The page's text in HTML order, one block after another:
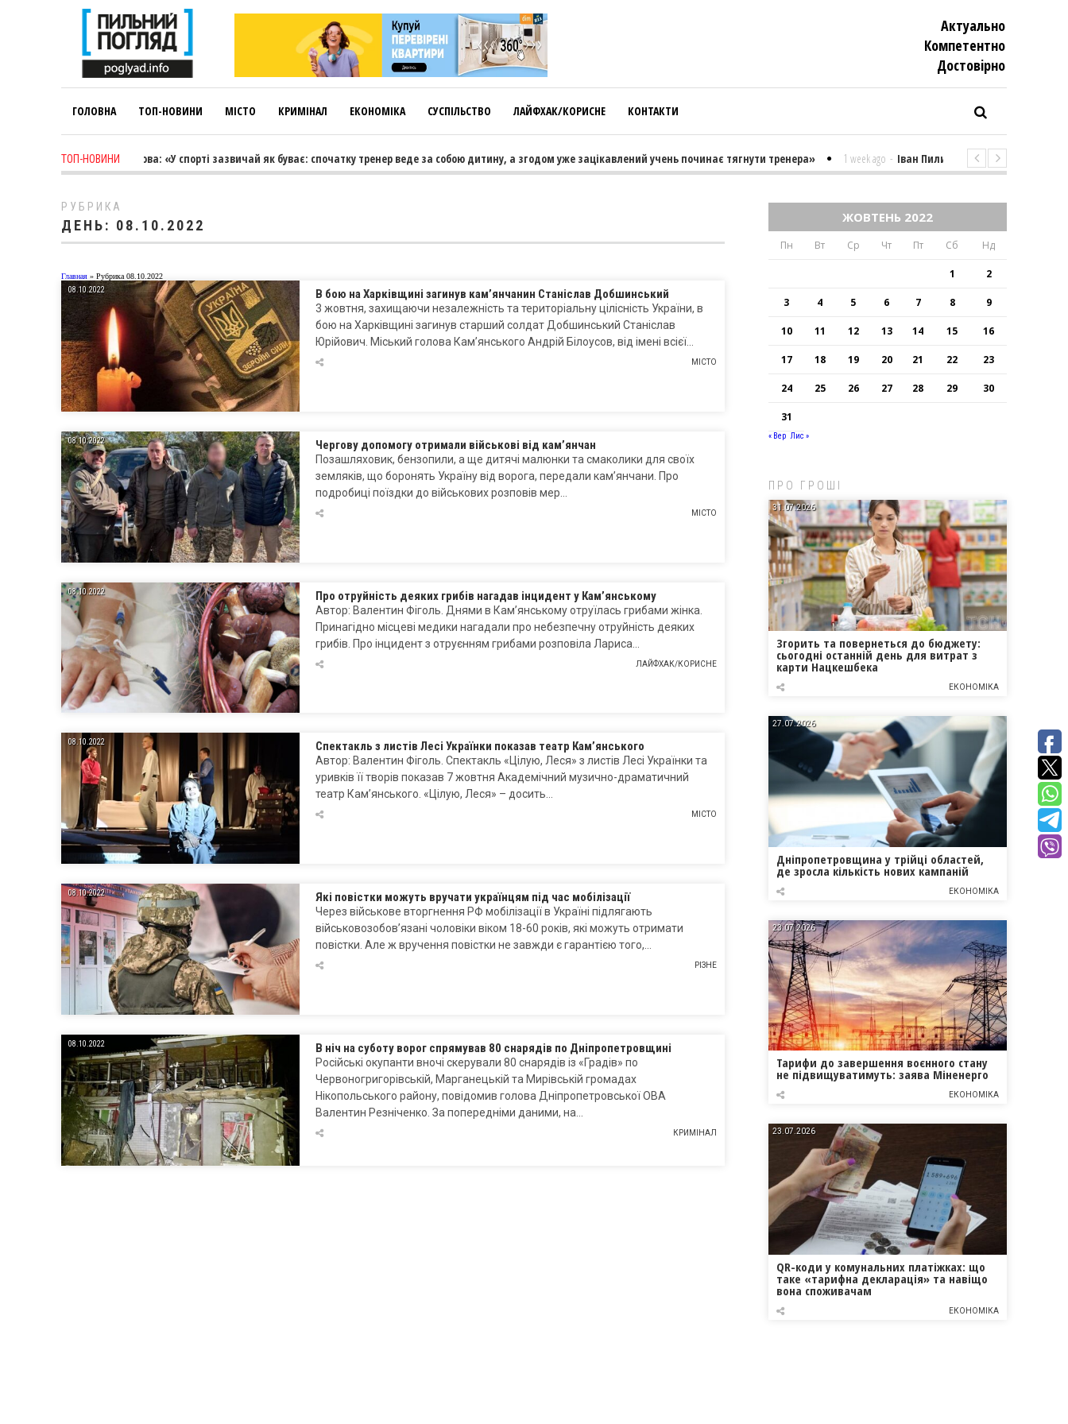
Актуально
Компетентно
Достовiрно
ГОЛОВНА ТОП-НОВИНИ МІСТО КРИМІНАЛ ЕКОНОМІКА СУСПІЛЬСТВО ЛАЙФХАК/КОРИСНЕ КОНТАКТИ
ТОП-НОВИНИ
Лариса Коновалова: «У спорті зазвичай як буває: спочатку тренер веде за собою дитину, а згодом уже зацікавлений учень починає тягнути тренера» 1 week ago - Іван Пилипенко «Найважчими є
РУБРИКА
ДЕНЬ: 08.10.2022
Главная » Рубрика 08.10.2022
08.10.2022
В бою на Харківщині загинув кам’янчанин Станіслав Добшинський
3 жовтня, захищаючи незалежність та територіальну цілісність України, в
бою на Харківщині загинув старший солдат Добшинський Станіслав
Юрійович. Міський голова Кам’янського Андрій Білоусов, від імені всієї…
МІСТО
08.10.2022 Чергову допомогу отримали військові від кам’янчан
Позашляховик, бензопили, а ще дитячі малюнки та смаколики для своїх
земляків, що боронять Україну від ворога, передали кам’янчани. Про
подробиці поїздки до військових розповів мер…
МІСТО
08.10.2022 Про отруйність деяких грибів нагадав інцидент у Кам’янському
Автор: Валентин Фіголь. Днями в Кам’янському отруїлась грибами жінка.
Принагідно місцеві медики нагадали про небезпечну отруйність деяких
грибів. Про інцидент з отруєнням грибами розповіла Лариса…
ЛАЙФХАК/КОРИСНЕ
08.10.2022 Спектакль з листів Лесі Українки показав театр Кам’янського
Автор: Валентин Фіголь. Спектакль «Цілую, Леся» з листів Лесі Українки та
уривків її творів показав 7 жовтня Академічний музично-драматичний
театр Кам’янського. «Цілую, Леся» – досить…
МІСТО
08.10.2022 Які повістки можуть вручати українцям під час мобілізації
Через військове вторгнення РФ мобілізації в Україні підлягають
військовозобов’язані чоловіки віком 18-60 років, які можуть отримати
повістки. Але ж вручення повістки не завжди є гарантією того,…
РІЗНЕ
08.10.2022 В ніч на суботу ворог спрямував 80 снарядів по Дніпропетровщині
Російські окупанти вночі скерували 80 снарядів із «Градів» по
Червоногригорівській, Марганецькій та Мирівській громадах
Нікопольського району, повідомив голова Дніпропетровської ОВА
Валентин Резніченко. За попередніми даними, на…
КРИМІНАЛ
ЖОВТЕНЬ 2022
Пн Вт Ср Чт Пт Сб Нд
1 2
3 4 5 6 7 8 9
10 11 12 13 14 15 16
17 18 19 20 21 22 23
24 25 26 27 28 29 30
31
« Вер Лис »
ПРО ГРОШІ
31.07.2026
Згорить та повернеться до бюджету:
сьогодні останній день для витрат з
карти Нацкешбека
ЕКОНОМІКА
27.07.2026
Дніпропетровщина у трійці областей,
де зросла кількість нових кампаній
ЕКОНОМІКА
23.07.2026
Тарифи до завершення воєнного стану
не підвищуватимуть: заява Міненерго
ЕКОНОМІКА
23.07.2026
QR-коди у комунальних платіжках: що
таке «тарифна декларація» та навіщо
вона споживачам
ЕКОНОМІКА